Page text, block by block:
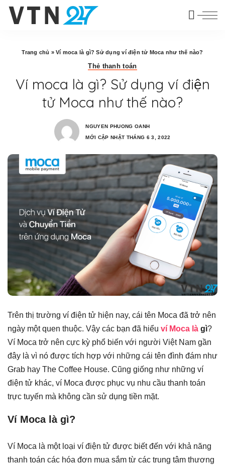
Trang chủ »Ví moca là gì? Sử dụng ví điện tử Moca như thế nào?
Thẻ thanh toán
Ví moca là gì? Sử dụng ví điện
tử Moca như thế nào?
POSTED
BY
NGUYEN PHUONG OANH
MỚI CẬP NHẬT THÁNG 6 3, 2022
Trên thị trường ví điện tử hiện nay, cái tên Moca đã trở nên
ngày một quen thuộc. Vậy các bạn đã hiểu ví Moca là gì?
Ví Moca trở nên cực kỳ phổ biến với người Việt Nam gần
đây là vì nó được tích hợp với những cái tên đình đám như
Grab hay The Coffee House. Cũng giống như những ví
điện tử khác, ví Moca được phục vụ nhu cầu thanh toán
trực tuyến mà không cần sử dụng tiền mặt.
Ví Moca là gì?
Ví Moca là một loại ví điện tử được biết đến với khả năng
thanh toán các hóa đơn mua sắm từ các trung tâm thương